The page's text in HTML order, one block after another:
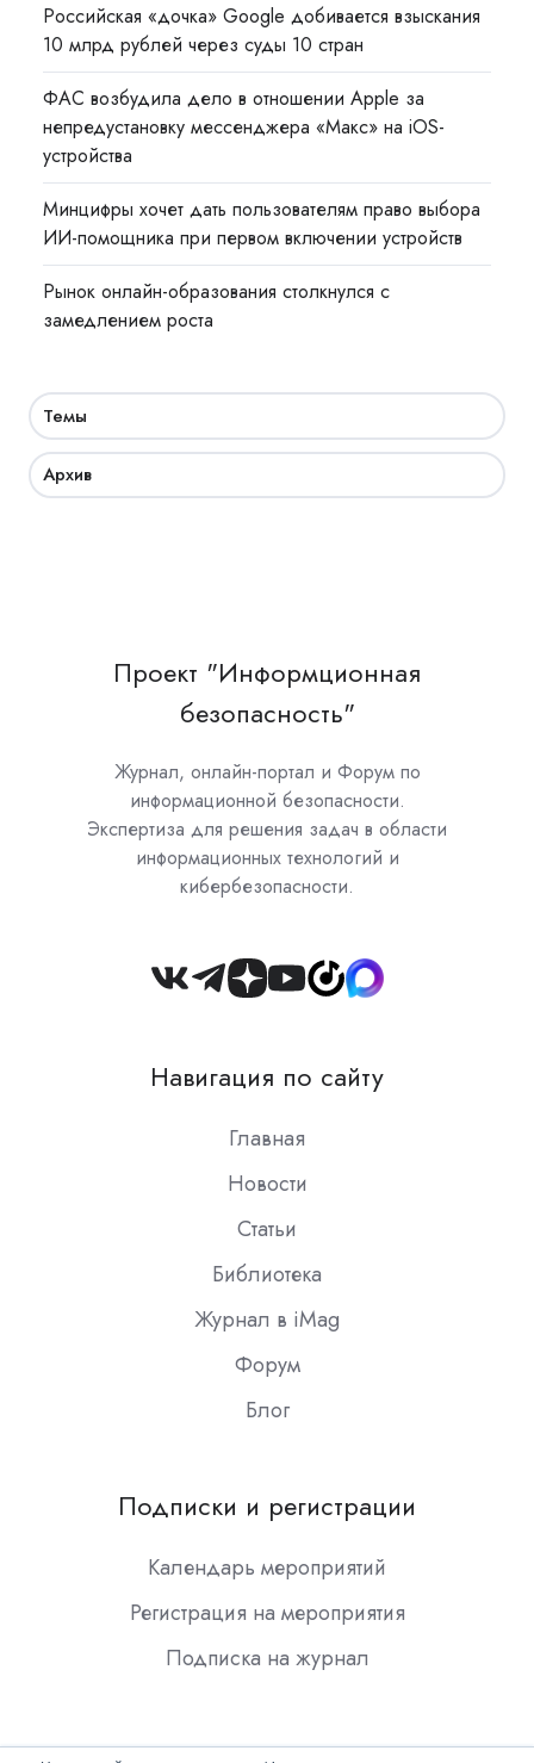
Российская «дочка» Google добивается взыскания
10 млрд рублей через суды 10 стран
ФАС возбудила дело в отношении Apple за
непредустановку мессенджера «Макс» на iOS-
устройства
Минцифры хочет дать пользователям право выбора
ИИ-помощника при первом включении устройств
Рынок онлайн-образования столкнулся с
замедлением роста
Темы
Архив
Проект "Информционная
безопасность"
Журнал, онлайн-портал и Форум по
информационной безопасности.
Экспертиза для решения задач в области
информационных технологий и
кибербезопасности.
Join
Slack
Навигация по сайту
Главная
Новости
Статьи
Библиотека
Журнал в iMag
Форум
Блог
Подписки и регистрации
Календарь мероприятий
Регистрация на мероприятия
Подписка на журнал